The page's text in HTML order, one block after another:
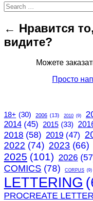
Search
for:
← Нравится
видите?
Можете
Просто
18+ (30) 2006 (13) 2010 (9)
2014 (45) 2015 (33)
2018 (58) 2019 (47)
2022 (74) 2023 (66)
2025 (101) 2026
COMICS (78) CORPUS (9)
LETTERING
PROCREATE